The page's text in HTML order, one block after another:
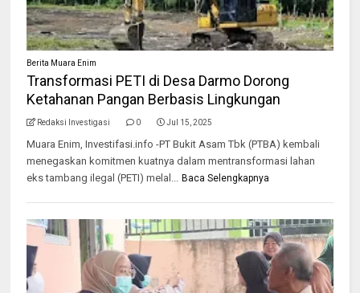
Berita Muara Enim
Transformasi PETI di Desa Darmo Dorong
Ketahanan Pangan Berbasis Lingkungan
Redaksi Investigasi 0 Jul 15, 2025
Muara Enim, Investifasi.info -PT Bukit Asam Tbk (PTBA) kembali
menegaskan komitmen kuatnya dalam mentransformasi lahan
eks tambang ilegal (PETI) melal...
Baca Selengkapnya